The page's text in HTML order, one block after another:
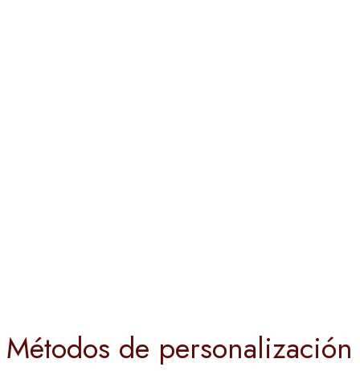
Métodos de personalización